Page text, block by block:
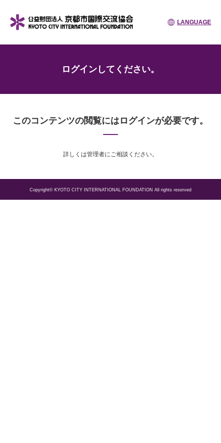
LANGUAGE
ログインしてください。
このコンテンツの閲覧にはログインが必要です。
詳しくは管理者にご相談ください。
Copyright© KYOTO CITY INTERNATIONAL FOUNDATION All rights reserved